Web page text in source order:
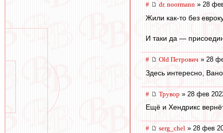
# dr. noormann » 28
Жили как-то без
И таки да —
# Old Петрович » 28
Здесь интересно,
# Трувор » 28 фев
Ещё и Хендрикс
# serg_chel » 28 фев